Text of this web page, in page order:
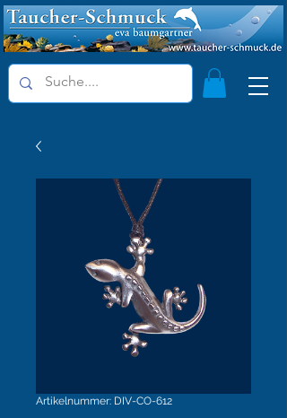
Artikelnummer: DIV-CO-612